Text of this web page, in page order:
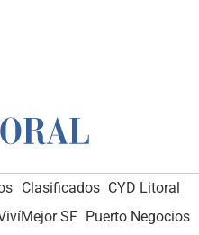
Clasificados CYD Litoral
SF Puerto Negocios